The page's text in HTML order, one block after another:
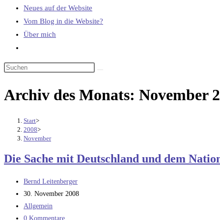
Neues auf der Website
Vom Blog in die Website?
Über mich
umschalten
Archiv des Monats: November
Start>
2008>
November
Die Sache mit Deutschland und dem
Beitrags-
Autor:
Bernd Leitenberger
Beitrag
veröffentlicht:
30. November 2008
Beitrags-
Kategorie:
Allgemein
Beitrags-
0 Kommentare